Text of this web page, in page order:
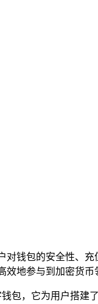
对钱包的安全性、充
地参与到加密货币
包，它为用户搭建